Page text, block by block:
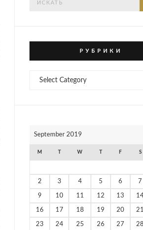
Р У Б Р И К И
ИSeptember 2019
M W F S
2 3 4 5 6 7
9 10 11 12 13
16 17 18 19 20 21
23 24 25 26 27 28